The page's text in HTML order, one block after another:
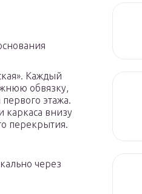
Каждый
обвязку,
этажа.
внизу
перекрытия.
через